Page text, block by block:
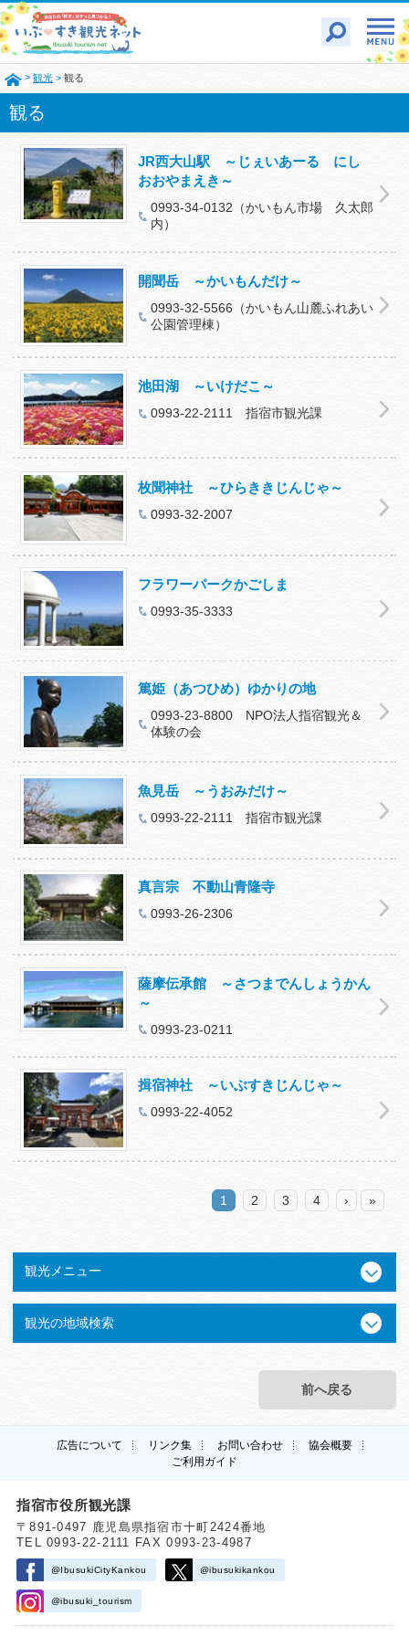
> 観光 > 観る
観る
JR西大山駅 ～じぇいあーる にし
おおやまえき～
0993-34-0132（かいもん市場 久太郎
内）
開聞岳 ～かいもんだけ～
0993-32-5566（かいもん山麓ふれあい
公園管理棟）
池田湖 ～いけだこ～
0993-22-2111 指宿市観光課
枚聞神社 ～ひらききじんじゃ～
0993-32-2007
フラワーパークかごしま
0993-35-3333
篤姫（あつひめ）ゆかりの地
0993-23-8800 NPO法人指宿観光＆
体験の会
魚見岳 ～うおみだけ～
0993-22-2111 指宿市観光課
真言宗 不動山青隆寺
0993-26-2306
薩摩伝承館 ～さつまでんしょうかん
～
0993-23-0211
揖宿神社 ～いぶすきじんじゃ～
0993-22-4052
1 2 3 4 › »
観光メニュー
観光の地域検索
前へ戻る
広告について リンク集 お問い合わせ
協会概要
ご利用ガイド
指宿市役所観光課
〒891-0497 鹿児島県指宿市十町2424番地
TEL 0993-22-2111 FAX 0993-23-4987
@IbusukiCityKankou @ibusukikankou
@ibusuki_tourism